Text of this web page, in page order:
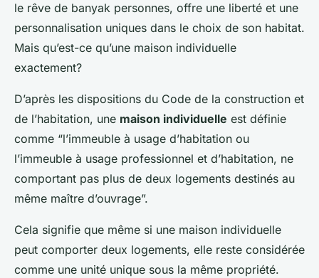
le rêve de banyak personnes, offre une liberté et une
personnalisation uniques dans le choix de son habitat.
Mais qu’est-ce qu’une maison individuelle
exactement?
D’après les dispositions du Code de la construction et
de l’habitation, une maison individuelle est définie
comme “l’immeuble à usage d’habitation ou
l’immeuble à usage professionnel et d’habitation, ne
comportant pas plus de deux logements destinés au
même maître d’ouvrage”.
Cela signifie que même si une maison individuelle
peut comporter deux logements, elle reste considérée
comme une unité unique sous la même propriété.